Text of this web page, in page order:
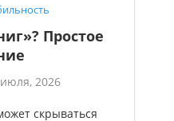
Простое
2026
скрываться